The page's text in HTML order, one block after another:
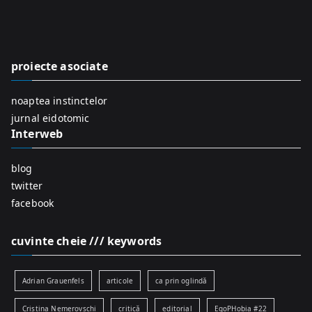
o
proiecte asociate
noaptea instinctelor
jurnal eidotomic
Interweb
blog
twitter
facebook
cuvinte cheie /// keywords
Adrian Grauenfels articole ca prin oglindă
Cristina Nemerovschi critică editorial EgoPHobia #22